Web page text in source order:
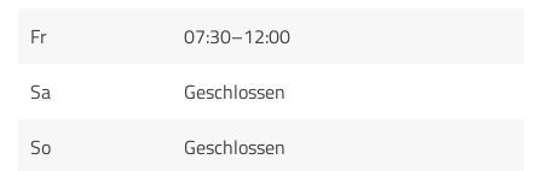
Fr
07:30–12:00
Sa
Geschlossen
So
Geschlossen